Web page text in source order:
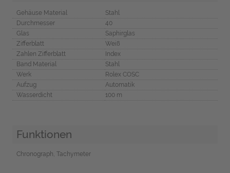
Gehäuse Material
Stahl
Durchmesser
40
Glas
Saphirglas
Zifferblatt
Weiß
Zahlen Zifferblatt
Index
Band Material
Stahl
Werk
Rolex COSC
Aufzug
Automatik
Wasserdicht
100 m
Funktionen
Chronograph, Tachymeter